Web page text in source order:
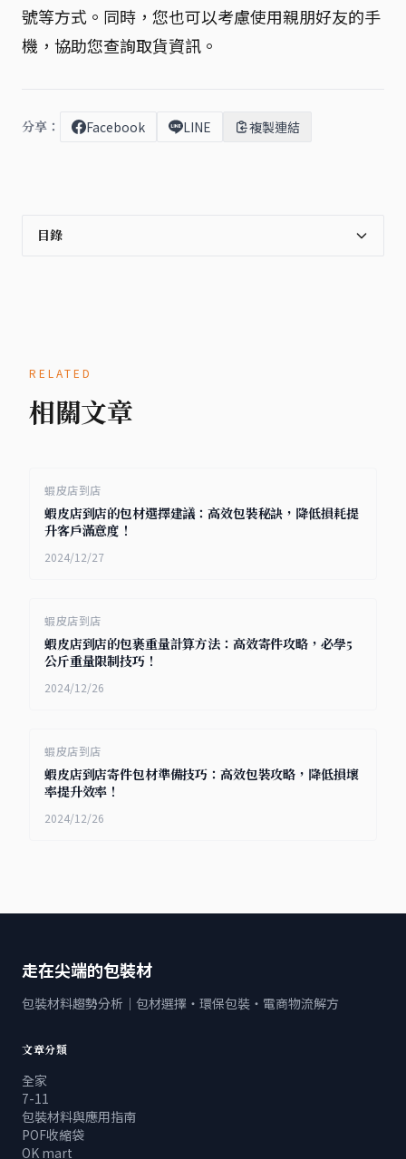
號等方式。同時，您也可以考慮使用親朋好友的手
機，協助您查詢取貨資訊。
分享： Facebook LINE 複製連結
目錄
RELATED
相關文章
蝦皮店到店
蝦皮店到店的包材選擇建議：高效包裝秘訣，降低損耗提
升客戶滿意度！
2024/12/27
蝦皮店到店
蝦皮店到店的包裹重量計算方法：高效寄件攻略，必學5
公斤重量限制技巧！
2024/12/26
蝦皮店到店
蝦皮店到店寄件包材準備技巧：高效包裝攻略，降低損壞
率提升效率！
2024/12/26
走在尖端的包裝材
包裝材料趨勢分析｜包材選擇・環保包裝・電商物流解方
文章分類
全家
7-11
包裝材料與應用指南
POF收縮袋
OK mart